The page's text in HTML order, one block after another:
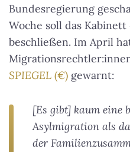
Bundesregierung
Woche soll das
beschließen. Im April
SPIEGEL (€) gewarnt:
[Es gibt] kaum eine
Asylmigration als
der